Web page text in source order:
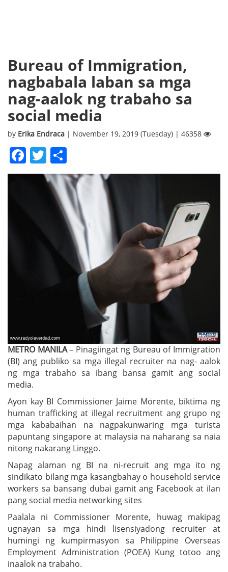
Bureau of Immigration,
nagbabala laban sa mga
nag-aalok ng trabaho sa
social media
by Erika Endraca | November 19, 2019 (Tuesday) | 46358
Facebook
Twitter
METRO MANILA– Pinagiingat ng Bureau of Immigration
(BI) ang publiko sa mga illegal recruiter na nag- aalok
ng mga trabaho sa ibang bansa gamit ang social
media.
Ayon kay BI Commissioner Jaime Morente, biktima ng
human trafficking at illegal recruitment ang grupo ng
mga kababaihan na nagpakunwaring mga turista
papuntang singapore at malaysia na naharang sa naia
nitong nakarang Linggo.
Napag alaman ng BI na ni-recruit ang mga ito ng
sindikato bilang mga kasangbahay o household service
workers sa bansang dubai gamit ang Facebook at ilan
pang social media networking sites
Paalala ni Commissioner Morente, huwag makipag
ugnayan sa mga hindi lisensiyadong recruiter at
humingi ng kumpirmasyon sa Philippine Overseas
Employment Administration (POEA) Kung totoo ang
inaalok na trabaho.